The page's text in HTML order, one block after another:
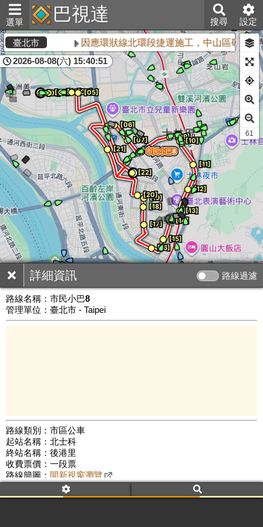
選單 巴視達 搜尋 設定
詳細資訊 路線過濾
路線名稱： 市民小巴8
管理單位：臺北市 - Taipei
路線類別：市區公車
起站名稱：北士科
終站名稱：後港里
收費票價：一段票
路線簡圖： 開新視窗瀏覽
附屬名稱：市民小巴8經士林監理站
臺北市 因應環狀線北環段捷運施工，中山區敬業三
2026-08-08(六) 15:40:51
公車數量: 累計6559、上線5572
60